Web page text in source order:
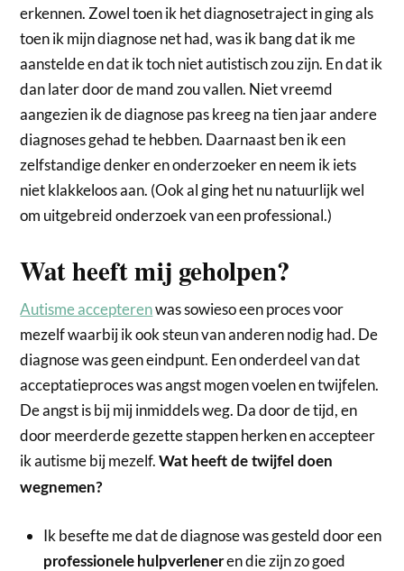
erkennen. Zowel toen ik het diagnosetraject in ging als
toen ik mijn diagnose net had, was ik bang dat ik me
aanstelde en dat ik toch niet autistisch zou zijn. En dat ik
dan later door de mand zou vallen. Niet vreemd
aangezien ik de diagnose pas kreeg na tien jaar andere
diagnoses gehad te hebben. Daarnaast ben ik een
zelfstandige denker en onderzoeker en neem ik iets
niet klakkeloos aan. (Ook al ging het nu natuurlijk wel
om uitgebreid onderzoek van een professional.)
Wat heeft mij geholpen?
Autisme accepterenwas sowieso een proces voor
mezelf waarbij ik ook steun van anderen nodig had. De
diagnose was geen eindpunt. Een onderdeel van dat
acceptatieproces was angst mogen voelen en twijfelen.
De angst is bij mij inmiddels weg. Da door de tijd, en
door meerderde gezette stappen herken en accepteer
ik autisme bij mezelf.Wat heeft de twijfel doen
wegnemen?
Ik besefte me dat de diagnose was gesteld door een
professionele hulpverleneren die zijn zo goed